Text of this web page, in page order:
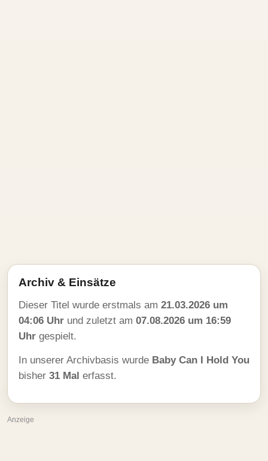
Archiv & Einsätze
Dieser Titel wurde erstmals am 21.03.2026 um
04:06 Uhr und zuletzt am 07.08.2026 um 16:59
Uhr gespielt.
In unserer Archivbasis wurde Baby Can I Hold You
bisher 31 Mal erfasst.
Anzeige